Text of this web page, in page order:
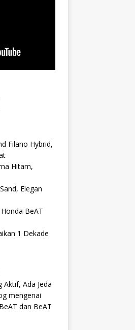
Filano Hybrid,
Hitam,
Elegan
BeAT
1 Dekade
Aktif, Ada Jeda
mengenai
dan BeAT